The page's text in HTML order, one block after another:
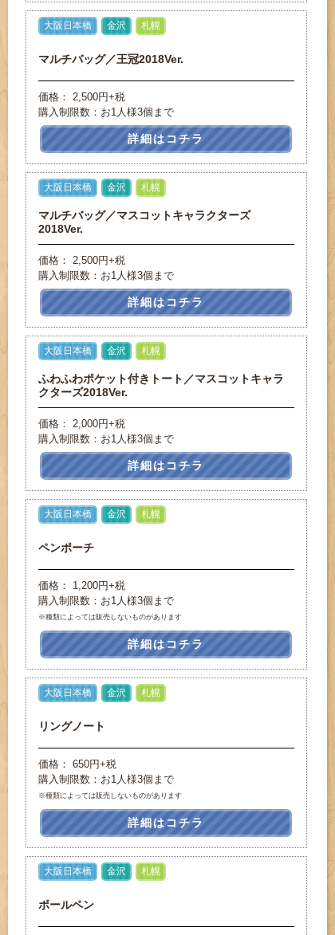
大阪日本橋 金沢 札幌
マルチバッグ／王冠2018Ver.
価格： 2,500円+税
購入制限数：お1人様3個まで
詳細はコチラ
大阪日本橋 金沢 札幌
マルチバッグ／マスコットキャラクターズ
2018Ver.
価格： 2,500円+税
購入制限数：お1人様3個まで
詳細はコチラ
大阪日本橋 金沢 札幌
ふわふわポケット付きトート／マスコットキャラ
クターズ2018Ver.
価格： 2,000円+税
購入制限数：お1人様3個まで
詳細はコチラ
大阪日本橋 金沢 札幌
ペンポーチ
価格： 1,200円+税
購入制限数：お1人様3個まで
※種類によっては販売しないものがあります
詳細はコチラ
大阪日本橋 金沢 札幌
リングノート
価格： 650円+税
購入制限数：お1人様3個まで
※種類によっては販売しないものがあります
詳細はコチラ
大阪日本橋 金沢 札幌
ボールペン